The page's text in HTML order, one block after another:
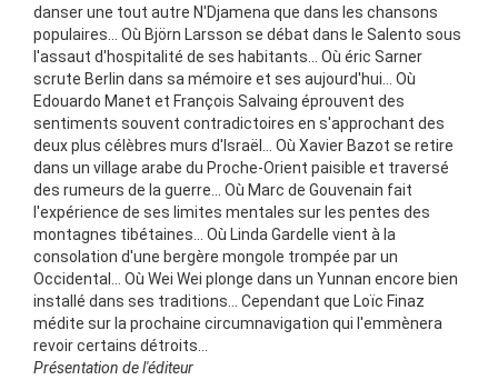
danser une tout autre N'Djamena que dans les chansons
populaires... Où Björn Larsson se débat dans le Salento sous
l'assaut d'hospitalité de ses habitants... Où éric Sarner
scrute Berlin dans sa mémoire et ses aujourd'hui... Où
Edouardo Manet et François Salvaing éprouvent des
sentiments souvent contradictoires en s'approchant des
deux plus célèbres murs d'Israël... Où Xavier Bazot se retire
dans un village arabe du Proche-Orient paisible et traversé
des rumeurs de la guerre... Où Marc de Gouvenain fait
l'expérience de ses limites mentales sur les pentes des
montagnes tibétaines... Où Linda Gardelle vient à la
consolation d'une bergère mongole trompée par un
Occidental... Où Wei Wei plonge dans un Yunnan encore bien
installé dans ses traditions... Cependant que Loïc Finaz
médite sur la prochaine circumnavigation qui l'emmènera
revoir certains détroits...
Présentation de l'éditeur